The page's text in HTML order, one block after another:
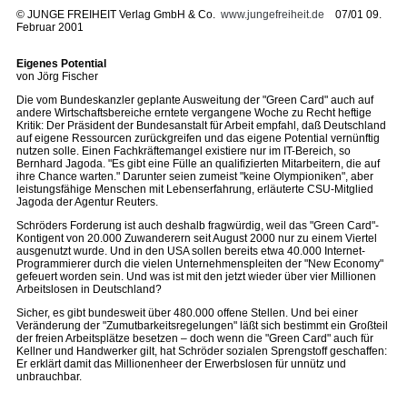
© JUNGE FREIHEIT Verlag GmbH & Co. www.jungefreiheit.de 07/01 09.
Februar 2001
Eigenes Potential
von Jörg Fischer
Die vom Bundeskanzler geplante Ausweitung der "Green Card" auch auf
andere Wirtschaftsbereiche erntete vergangene Woche zu Recht heftige
Kritik: Der Präsident der Bundesanstalt für Arbeit empfahl, daß Deutschland
auf eigene Ressourcen zurückgreifen und das eigene Potential vernünftig
nutzen solle. Einen Fachkräftemangel existiere nur im IT-Bereich, so
Bernhard Jagoda. "Es gibt eine Fülle an qualifizierten Mitarbeitern, die auf
ihre Chance warten." Darunter seien zumeist "keine Olympioniken", aber
leistungsfähige Menschen mit Lebenserfahrung, erläuterte CSU-Mitglied
Jagoda der Agentur Reuters.
Schröders Forderung ist auch deshalb fragwürdig, weil das "Green Card"-
Kontigent von 20.000 Zuwanderern seit August 2000 nur zu einem Viertel
ausgenutzt wurde. Und in den USA sollen bereits etwa 40.000 Internet-
Programmierer durch die vielen Unternehmenspleiten der "New Economy"
gefeuert worden sein. Und was ist mit den jetzt wieder über vier Millionen
Arbeitslosen in Deutschland?
Sicher, es gibt bundesweit über 480.000 offene Stellen. Und bei einer
Veränderung der "Zumutbarkeitsregelungen" läßt sich bestimmt ein Großteil
der freien Arbeitsplätze besetzen – doch wenn die "Green Card" auch für
Kellner und Handwerker gilt, hat Schröder sozialen Sprengstoff geschaffen:
Er erklärt damit das Millionenheer der Erwerbslosen für unnütz und
unbrauchbar.